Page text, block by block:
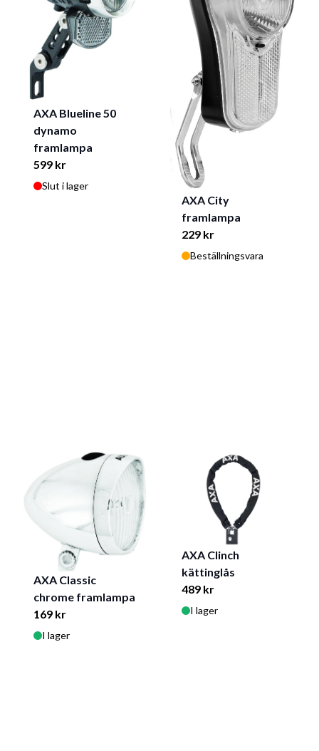
AXA Blueline 50
dynamo
framlampa
599 kr
Slut i lager
AXA City
framlampa
229 kr
Beställningsvara
AXA Classic
chrome framlampa
169 kr
I lager
AXA Clinch
kättinglås
489 kr
I lager